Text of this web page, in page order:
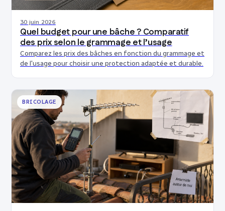
Quel budget pour une bâche ? Comparatif
des prix selon le grammage et l’usage
30 juin 2026
Comparez les prix des bâches en fonction du grammage et
de l'usage pour choisir une protection adaptée et durable.
BRICOLAGE